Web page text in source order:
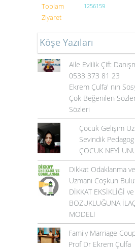
Toplam
Ziyaret
1256159
Köşe Yazıları
Aile Evlilik Çift
0533 373 81 23
Ekrem Çulfa' nın
Çok Beğenilen
Sözleri
Çocuk Gelişim
Sevindik
ÇOCUK NEYİ
Dikkat Odaklanma
Uzmanı Coşkun
DİKKAT EKSİKLİĞİ
BOZUKLUĞUNA
MODELİ
Family Marriage
Prof Dr Ekrem Çulfa